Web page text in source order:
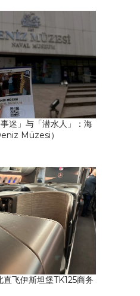
迷」与「潜水人」：海
Müzesi）
飞伊斯坦堡TK125商务